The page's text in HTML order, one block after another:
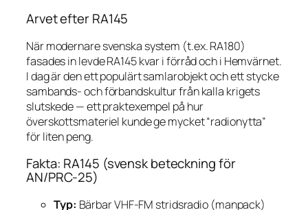
Arvet efter RA145
När modernare svenska system (t.ex. RA180)
fasades in levde RA145 kvar i förråd och i Hemvärnet.
I dag är den ett populärt samlarobjekt och ett stycke
sambands- och förbandskultur från kalla krigets
slutskede — ett praktexempel på hur
överskottsmateriel kunde ge mycket “radionytta”
för liten peng.
Fakta: RA145 (svensk beteckning för
AN/PRC-25)
Typ: Bärbar VHF-FM stridsradio (manpack)